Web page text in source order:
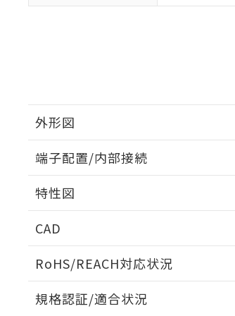
外形図
端子配置/内部接続
特性図
CAD
RoHS/REACH対応状況
規格認証/適合状況